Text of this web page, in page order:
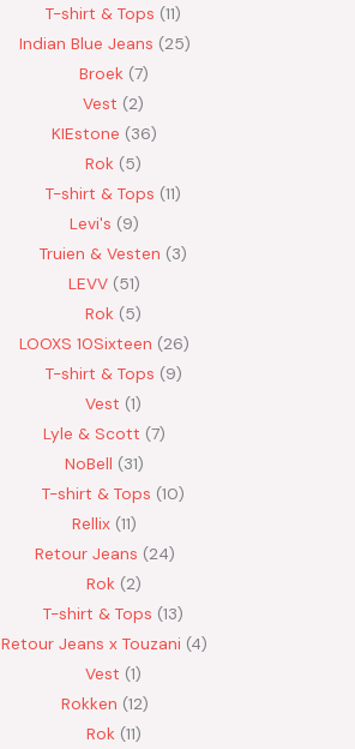
T-shirt & Tops 11
Indian Blue Jeans 25
Broek 7
Vest
2
KIEstone
36
Rok
5
T-shirt & Tops 11
Levi's
9
Truien & Vesten
3
LEVV 51
Rok
5
LOOXS 10Sixteen
26
T-shirt & Tops 9
Vest 1
Lyle & Scott 7
NoBell
31
T-shirt & Tops 10
Rellix 11
Retour Jeans 24
Rok 2
T-shirt & Tops 13
Retour Jeans x Touzani 4
Vest 1
Rokken 12
Rok 11